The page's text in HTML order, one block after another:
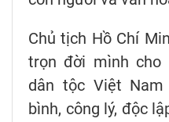
Chủ tịch Hồ Chí
trọn đời mình cho
dân tộc Việt
bình, công lý, độc